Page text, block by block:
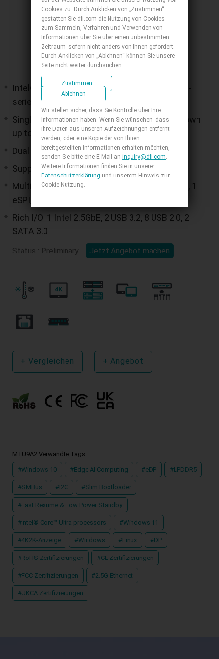
Intel® Core™ Ultra Processor (Meteor Lake: U-
series)
Single Channel LPDDR5 7467MHz memory down
up to 32GB
Dual Displays: 1 DDI + 1 eDP
Supports 4K / 2K resolution
Multiple Expansion: 4 PCIe x1, 1 I2C, 1 SMBus, 1
eSPI, 2 UART
Rich I/O: 1 Intel 2.5GbE, 2 USB 3.2, 8 USB 2.0, 2
SATA 3.0
Status : Preliminary Jetzt Angebot machen
+ Vergleichen + Angebot
MTU9A2 Verwandte Tags
#Windows 10 #Edge AI Computing #eDP #LPDDR5
#SMBus #I2C #Slim Bootloader
#Fast Resume & Low Power Standby
#Intel® Core™ Ultra processors #Windows 11
#4K2K-Anzeige #Windows #Linux #DP
#RoHS Zertifizierungen #CE Zertifizierungen
#FCC Zertifizierungen #2.5G-Ethernet
#UKCA Zertifizierungen
Cookies zu. Durch Anklicken von „Zustimmen“
gestatten Sie dfi.com die Nutzung von Cookies
zum Sammeln, Verfahren und Verwenden von
Informationen über Sie über einen unbestimmten
Zeitraum, sofern nicht anders von Ihnen gefordert.
Durch Anklicken von „Ablehnen“ können Sie unsere
Seite nicht weiter durchsuchen.
Zustimmen
Ablehnen
Wir stellen sicher, dass Sie Kontrolle über Ihre
Informationen haben. Wenn Sie wünschen, dass
Ihre Daten aus unseren Aufzeichnungen entfernt
werden, oder eine Kopie der von Ihnen
bereitgestellten Informationen erhalten möchten,
senden Sie bitte eine E-Mail an inquiry@dfi.com.
Weitere Informationen finden Sie in unserer
Datenschutzerklärung und unserem Hinweis zur
Cookie-Nutzung.